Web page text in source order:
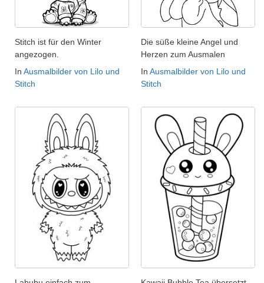
Stitch ist für den Winter
angezogen.
In Ausmalbilder von Lilo und
Stitch
Die süße kleine Angel und
Herzen zum Ausmalen
In Ausmalbilder von Lilo und
Stitch